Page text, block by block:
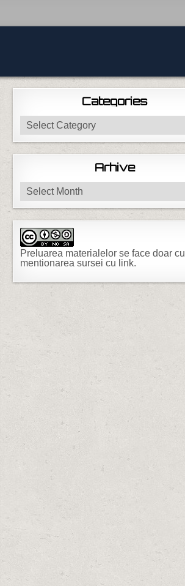
Categories
Categories
Arhive
Arhive
Preluarea materialelor se face doar cu
mentionarea sursei cu link.